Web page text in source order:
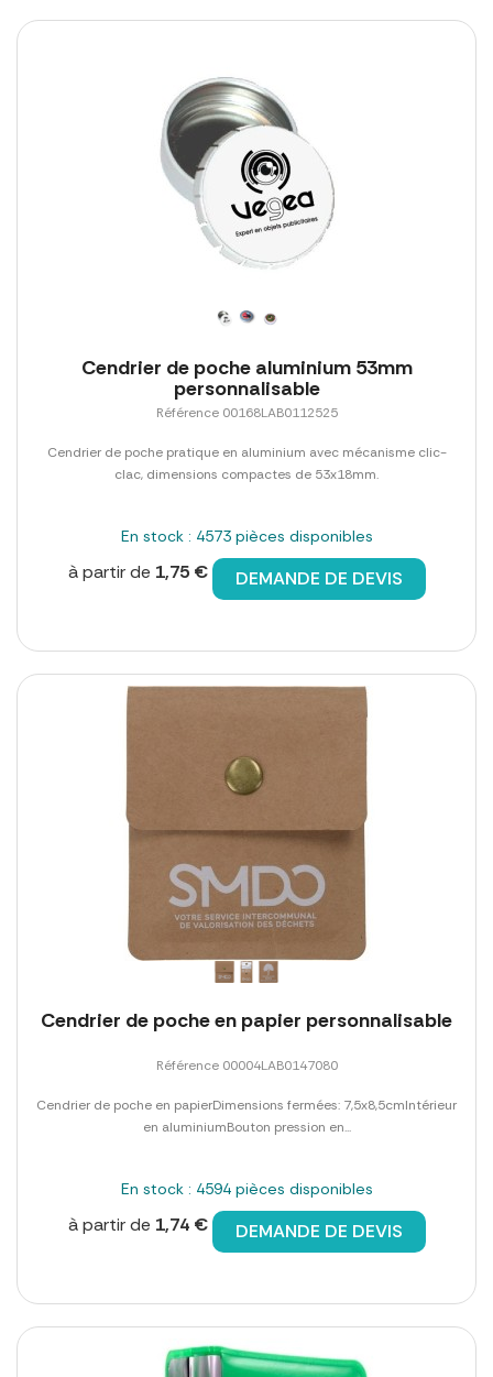
Cendrier de poche aluminium 53mm
personnalisable
Référence 00168LAB0112525
Cendrier de poche pratique en aluminium avec mécanisme clic-
clac, dimensions compactes de 53x18mm.
En stock : 4573 pièces disponibles
à partir de 1,75 € DEMANDE DE DEVIS
Cendrier de poche en papier personnalisable
Référence 00004LAB0147080
Cendrier de poche en papierDimensions fermées: 7,5x8,5cmIntérieur
en aluminiumBouton pression en...
En stock : 4594 pièces disponibles
à partir de 1,74 € DEMANDE DE DEVIS